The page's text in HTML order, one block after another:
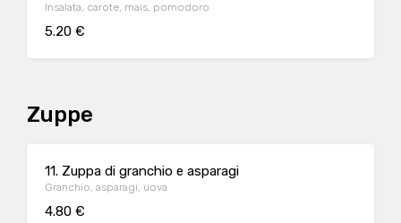
Insalata, carote, mais, pomodoro
5.20 €
Zuppe
11. Zuppa di granchio e asparagi
Granchio, asparagi, uova
4.80 €